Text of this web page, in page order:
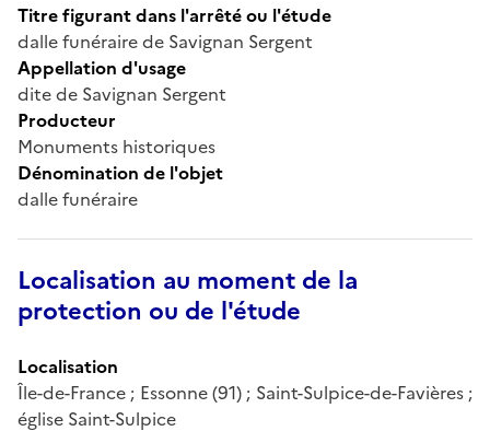
Titre figurant dans l'arrêté ou l'étude
dalle funéraire de Savignan Sergent
Appellation d'usage
dite de Savignan Sergent
Producteur
Monuments historiques
Dénomination de l'objet
dalle funéraire
Localisation au moment de la
protection ou de l'étude
Localisation
Île-de-France ; Essonne (91) ; Saint-Sulpice-de-Favières ;
église Saint-Sulpice